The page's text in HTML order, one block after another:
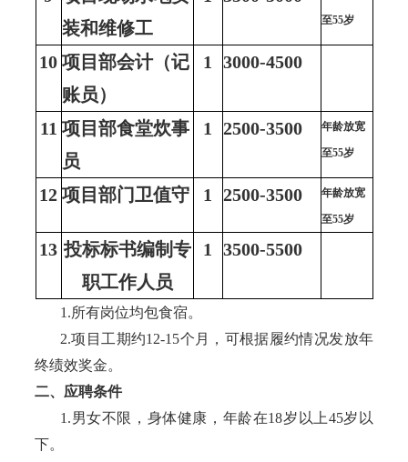
装和维修工
至55岁
10 项目部会计（记
账员）
1 3000-4500
11 项目部食堂炊事
员
1 2500-3500 年龄放宽
至55岁
12 项目部门卫值守 1 2500-3500 年龄放宽
至55岁
13 投标标书编制专
职工作人员
1 3500-5500
1.所有岗位均包食宿。
2.项目工期约12-15个月，可根据履约情况发放年
终绩效奖金。
二、应聘条件
1.男女不限，身体健康，年龄在18岁以上45岁以
下。